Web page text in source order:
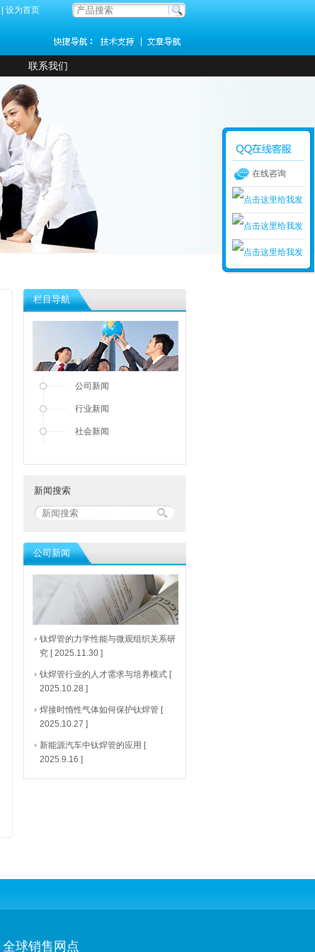
设为首页
联系我们
栏目导航
公司新闻
行业新闻
社会新闻
新闻搜索
公司新闻
钛焊管的力学性能与微观组织关系研
究 [ 2025.11.30 ]
钛焊管行业的人才需求与培养模式 [
2025.10.28 ]
焊接时惰性气体如何保护钛焊管 [
2025.10.27 ]
新能源汽车中钛焊管的应用 [
2025.9.16 ]
全球销售网点
在线咨询